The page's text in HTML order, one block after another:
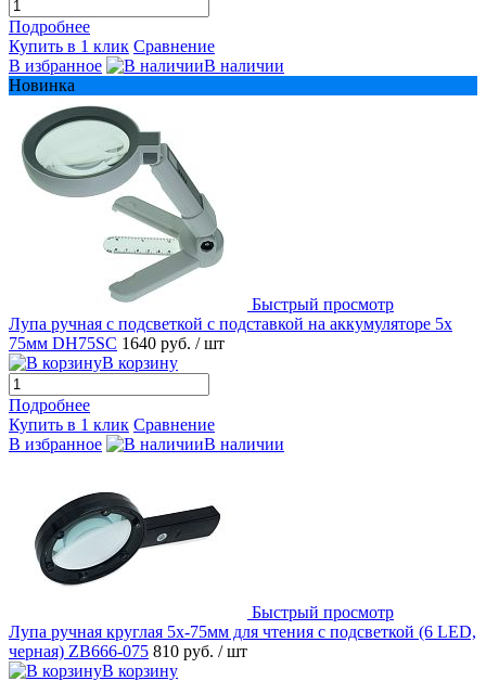
Подробнее
Купить в 1 клик Сравнение
В избранное
В наличии
Новинка
Быстрый просмотр
Лупа ручная с подсветкой с подставкой на аккумуляторе 5x
75мм DH75SC 1640 руб. / шт
В корзину
Подробнее
Купить в 1 клик Сравнение
В избранное
В наличии
Быстрый просмотр
Лупа ручная круглая 5х-75мм для чтения с подсветкой (6 LED,
черная) ZB666-075 810 руб. / шт
В корзину